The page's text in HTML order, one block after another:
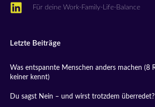
Für deine Work-Family-Life-Balance
Letzte Beiträge
Was entspannte Menschen anders machen (8
keiner kennt)
Du sagst Nein – und wirst trotzdem überredet?